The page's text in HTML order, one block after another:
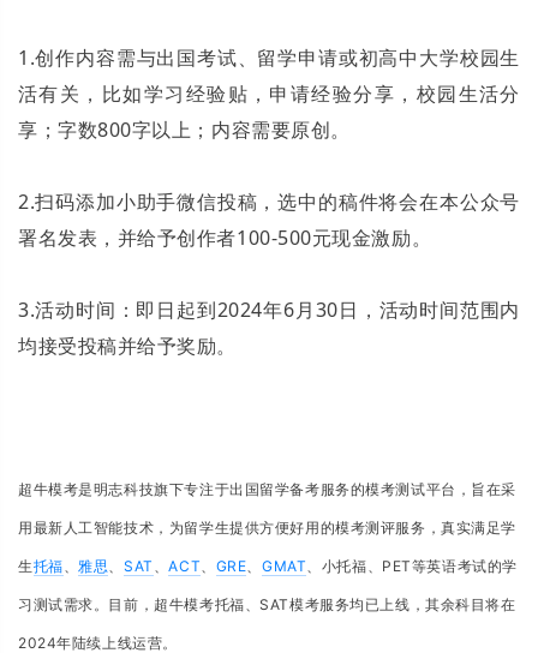
1.创作内容需与出国考试、留学申请或初高中大学校园生
活有关，比如学习经验贴，申请经验分享，校园生活分
享；字数800字以上；内容需要原创。
2.扫码添加小助手微信投稿，选中的稿件将会在本公众号
署名发表，并给予创作者100-500元现金激励。
3.活动时间：即日起到2024年6月30日，活动时间范围内
均接受投稿并给予奖励。
超牛模考是明志科技旗下专注于出国留学备考服务的模考测试平台，旨在采
用最新人工智能技术，为留学生提供方便好用的模考测评服务，真实满足学
生托福、雅思、SAT 、ACT、 GRE、 GMAT、小托福、PET等英语考试的学
习测试需求。 目前，超牛模考托福、SAT模考服务均已上线，其余科目将在
2024年陆续上线运营。